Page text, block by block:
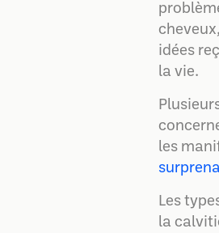
idées
la vie.
les
Les
la